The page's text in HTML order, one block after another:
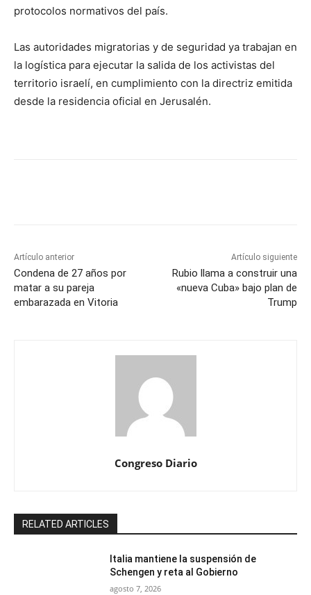
protocolos normativos del país.
Las autoridades migratorias y de seguridad ya trabajan en
la logística para ejecutar la salida de los activistas del
territorio israelí, en cumplimiento con la directriz emitida
desde la residencia oficial en Jerusalén.
Artículo anterior
Condena de 27 años por
matar a su pareja
embarazada en Vitoria
Artículo siguiente
Rubio llama a construir una
«nueva Cuba» bajo plan de
Trump
Congreso Diario
RELATED ARTICLES
Italia mantiene la suspensión de
Schengen y reta al Gobierno
agosto 7, 2026